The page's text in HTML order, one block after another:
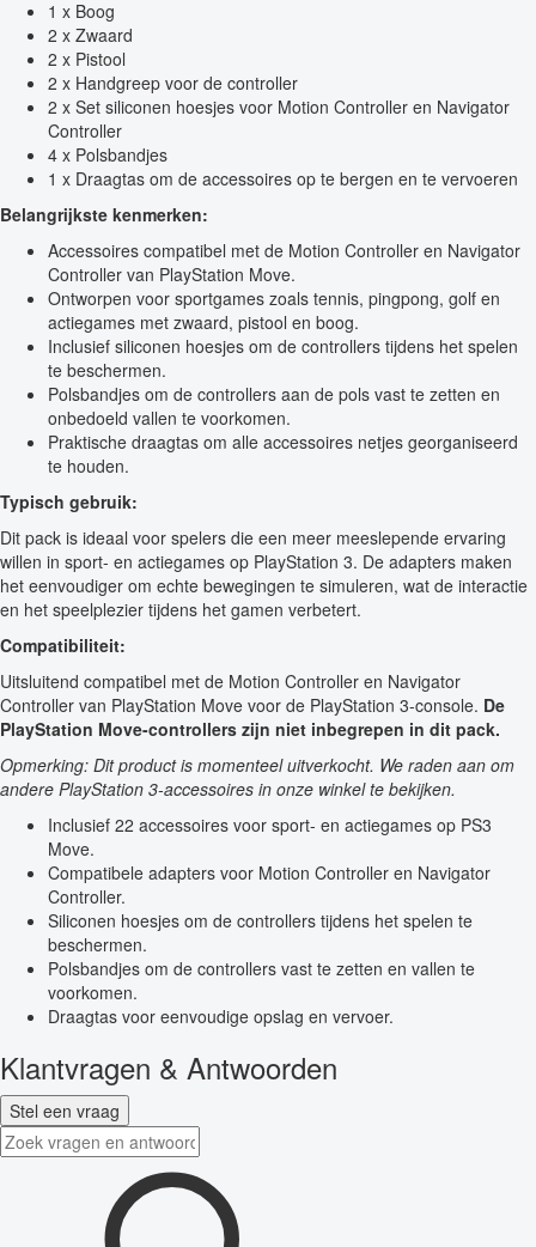
1 x Boog
2 x Zwaard
2 x Pistool
2 x Handgreep voor de controller
2 x Set siliconen hoesjes voor Motion Controller en Navigator
Controller
4 x Polsbandjes
1 x Draagtas om de accessoires op te bergen en te vervoeren
Belangrijkste kenmerken:
Accessoires compatibel met de Motion Controller en Navigator
Controller van PlayStation Move.
Ontworpen voor sportgames zoals tennis, pingpong, golf en
actiegames met zwaard, pistool en boog.
Inclusief siliconen hoesjes om de controllers tijdens het spelen
te beschermen.
Polsbandjes om de controllers aan de pols vast te zetten en
onbedoeld vallen te voorkomen.
Praktische draagtas om alle accessoires netjes georganiseerd
te houden.
Typisch gebruik:
Dit pack is ideaal voor spelers die een meer meeslepende ervaring
willen in sport- en actiegames op PlayStation 3. De adapters maken
het eenvoudiger om echte bewegingen te simuleren, wat de interactie
en het speelplezier tijdens het gamen verbetert.
Compatibiliteit:
Uitsluitend compatibel met de Motion Controller en Navigator
Controller van PlayStation Move voor de PlayStation 3-console. De
PlayStation Move-controllers zijn niet inbegrepen in dit pack.
Opmerking: Dit product is momenteel uitverkocht. We raden aan om
andere PlayStation 3-accessoires in onze winkel te bekijken.
Inclusief 22 accessoires voor sport- en actiegames op PS3
Move.
Compatibele adapters voor Motion Controller en Navigator
Controller.
Siliconen hoesjes om de controllers tijdens het spelen te
beschermen.
Polsbandjes om de controllers vast te zetten en vallen te
voorkomen.
Draagtas voor eenvoudige opslag en vervoer.
Klantvragen & Antwoorden
Stel een vraag